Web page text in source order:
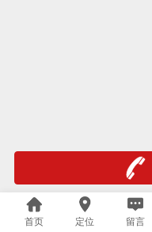
首页 定位 留言